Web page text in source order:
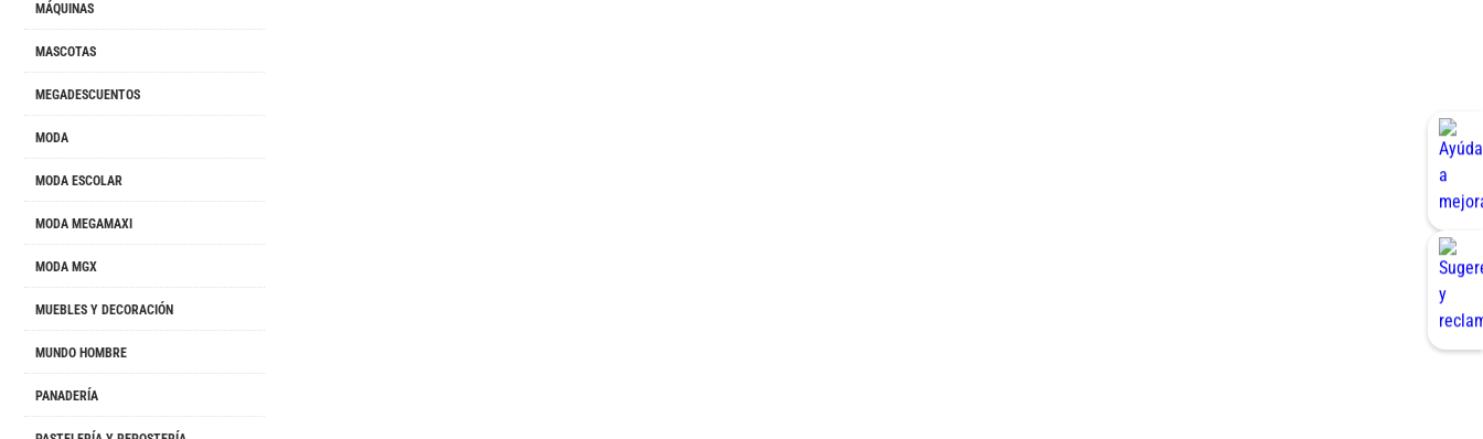
MÁQUINAS
MASCOTAS
MEGADESCUENTOS
MODA
MODA ESCOLAR
MODA MEGAMAXI
MODA MGX
MUEBLES Y DECORACIÓN
MUNDO HOMBRE
PANADERÍA